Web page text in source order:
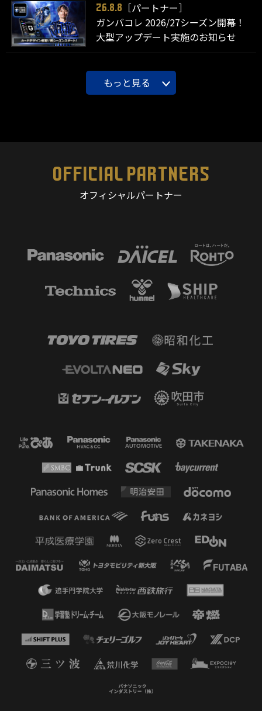
26.8.8
［パートナー］
ガンバコレ 2026/27シーズン開幕！
大型アップデート実施のお知らせ
もっと見る
OFFICIAL PARTNERS
オフィシャルパートナー